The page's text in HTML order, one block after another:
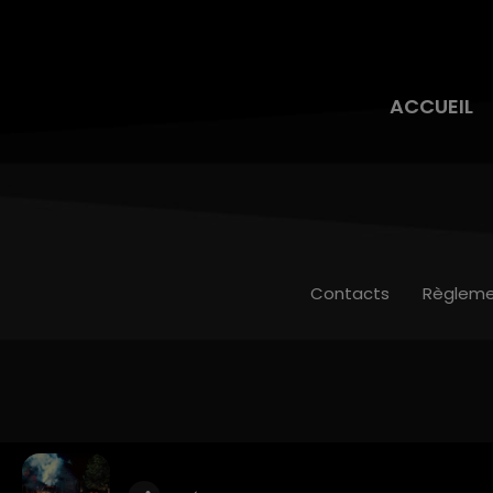
ACCUEIL
Contacts